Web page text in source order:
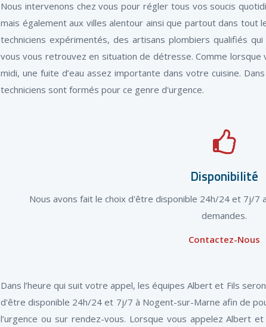
Nous intervenons chez vous pour régler tous vos soucis
mais également aux villes alentour ainsi que partout dans
techniciens expérimentés, des artisans plombiers qualifiés
vous vous retrouvez en situation de détresse. Comme lorsque
midi, une fuite d’eau assez importante dans votre cuisine.
techniciens sont formés pour ce genre d'urgence.
Disponibilité
Nous avons fait le choix d'être disponible 24h/24 et 7j/
demandes.
Contactez-Nous
Dans l’heure qui suit votre appel, les équipes Albert et Fils
d'être disponible 24h/24 et 7j/7 à Nogent-sur-Marne afin de
l’urgence ou sur rendez-vous. Lorsque vous appelez Albert